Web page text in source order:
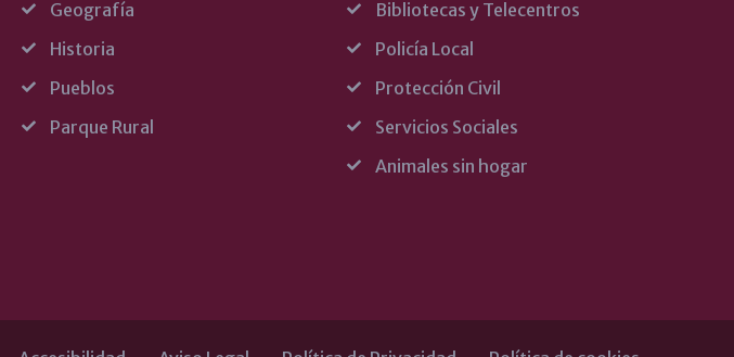
Geografía
Historia
Pueblos
Parque Rural
Bibliotecas y Telecentros
Policía Local
Protección Civil
Servicios Sociales
Animales sin hogar